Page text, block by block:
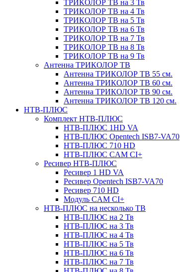
ТРИКОЛОР ТВ на 3 Тв
ТРИКОЛОР ТВ на 4 Тв
ТРИКОЛОР ТВ на 5 Тв
ТРИКОЛОР ТВ на 6 Тв
ТРИКОЛОР ТВ на 7 Тв
ТРИКОЛОР ТВ на 8 Тв
ТРИКОЛОР ТВ на 9 Тв
Антенна ТРИКОЛОР ТВ
Антенна ТРИКОЛОР ТВ 55 см.
Антенна ТРИКОЛОР ТВ 60 см.
Антенна ТРИКОЛОР ТВ 90 см.
Антенна ТРИКОЛОР ТВ 120 см.
НТВ-ПЛЮС
Комплект НТВ-ПЛЮС
НТВ-ПЛЮС 1HD VA
НТВ-ПЛЮС Opentech ISB7-VA70
НТВ-ПЛЮС 710 HD
НТВ-ПЛЮС CAM CI+
Ресивер НТВ-ПЛЮС
Ресивер 1 HD VA
Ресивер Opentech ISB7-VA70
Ресивер 710 HD
Модуль CAM CI+
НТВ-ПЛЮС на несколько ТВ
НТВ-ПЛЮС на 2 Тв
НТВ-ПЛЮС на 3 Тв
НТВ-ПЛЮС на 4 Тв
НТВ-ПЛЮС на 5 Тв
НТВ-ПЛЮС на 6 Тв
НТВ-ПЛЮС на 7 Тв